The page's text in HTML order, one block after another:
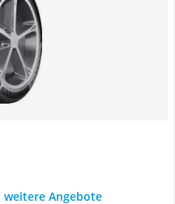
weitere Angebote